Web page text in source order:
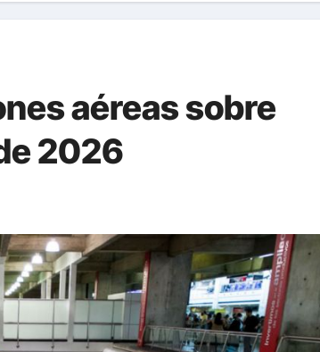
aéreas sobre
2026